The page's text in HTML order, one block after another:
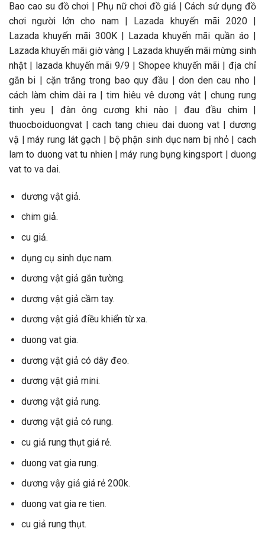
Bao cao su đồ chơi | Phụ nữ chơi đồ giả | Cách sử dụng đồ
chơi người lớn cho nam | Lazada khuyến mãi 2020 |
Lazada khuyến mãi 300K | Lazada khuyến mãi quần áo |
Lazada khuyến mãi giờ vàng | Lazada khuyến mãi mừng sinh
nhật | lazada khuyến mãi 9/9 | Shopee khuyến mãi | địa chỉ
gắn bi | cặn trắng trong bao quy đầu | don den cau nho |
cách làm chim dài ra | tim hiêu vê dương vât | chung rung
tinh yeu | đàn ông cương khi nào | đau đầu chim |
thuocboiduongvat | cach tang chieu dai duong vat | dương
vậ | máy rung lát gạch | bộ phận sinh dục nam bị nhỏ | cach
lam to duong vat tu nhien | máy rung bụng kingsport | duong
vat to va dai.
dương vật giả.
chim giả.
cu giả.
dụng cụ sinh dục nam.
dương vật giả gắn tường.
dương vật giả cầm tay.
dương vật giả điều khiển từ xa.
duong vat gia.
dương vật giả có dây đeo.
dương vật giả mini.
dương vật giả rung.
dương vật giả có rung.
cu giả rung thụt giá rẻ.
duong vat gia rung.
dương vậy giả giá rẻ 200k.
duong vat gia re tien.
cu giả rung thụt.